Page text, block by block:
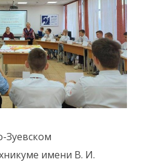
Зуевском
имени В. И.